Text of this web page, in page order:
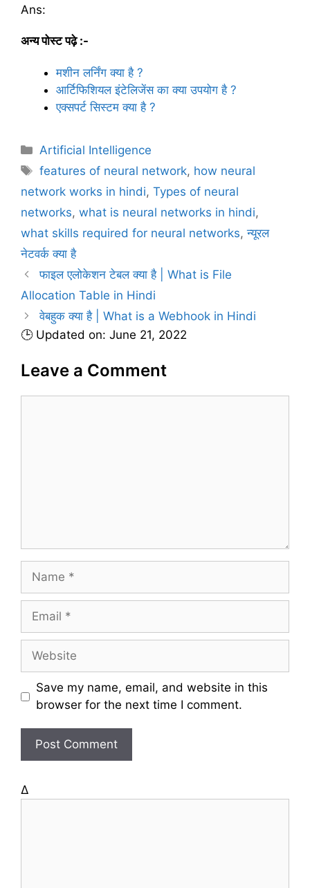
Ans:
अन्य पोस्ट पढ़े :-
मशीन लर्निंग क्या है ?
आर्टिफिशियल इंटेलिजेंस का क्या उपयोग है ?
एक्सपर्ट सिस्टम क्या है ?
C
a
e
g
o
r
i
s
Artificial Intelligence
T
s
features of neural network, how neural
network works in hindi, Types of neural
networks, what is neural networks in hindi,
what skills required for neural networks,न्यूरल
नेटवर्क क्या है
फाइल एलोकेशन टेबल क्या है | What is File
Allocation Table in Hindi
वेबहुक क्या है | What is a Webhook in Hindi
🕒 Updated on: June 21, 2022
Leave a Comment
m
a
s
Save my name, email, and website in this
browser for the next time I comment.
Δ